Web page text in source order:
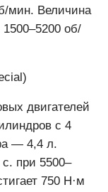
мин. Величина
об/
двигателей
с 4
— 4,4 л.
при 5500–
750 Н·м